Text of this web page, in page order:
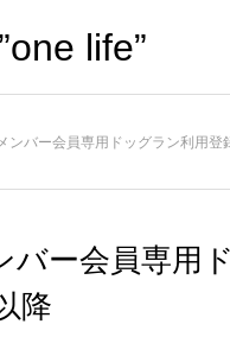
life”
ンバー会員専用ドッグラン利用登
バー会員専用
降